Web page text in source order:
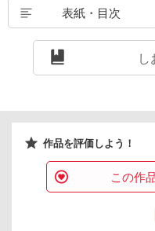
表紙・目次
し
作品を評価しよう！
この作